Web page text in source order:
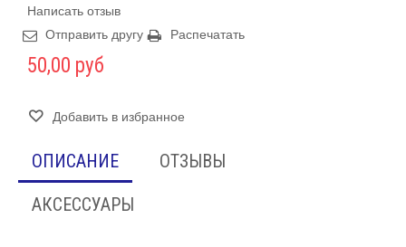
Написать отзыв
Отправить другу
Распечатать
50,00 руб
Добавить в избранное
ОПИСАНИЕ
ОТЗЫВЫ
АКСЕССУАРЫ